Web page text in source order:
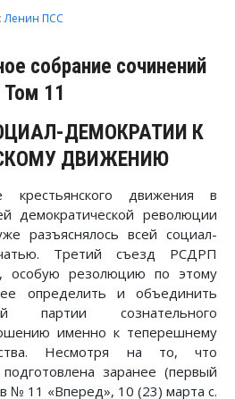
Ленин ПСС
собрание сочинений
Том 11
ДЕМОКРАТИИ К
ДВИЖЕНИЮ
крестьянского движения в
демократической революции
разъяснялось всей социал-
Третий съезд РСДРП
особую резолюцию по этому
определить и объединить
партии сознательного
именно к теперешнему
Несмотря на то, что
заранее (первый
№ 11 «Вперед», 10 (23) марта с.